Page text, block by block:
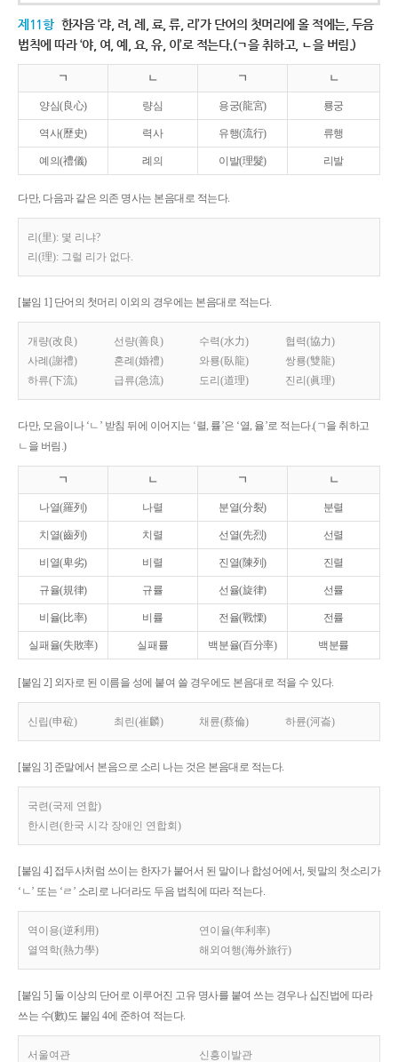
제11항 한자음 ‘랴, 려, 례, 료, 류, 리’가 단어의 첫머리에 올 적에는, 두음
법칙에 따라 ‘야, 여, 예, 요, 유, 이’로 적는다.(ㄱ을 취하고, ㄴ을 버림.)
ㄱ ㄴ ㄱ ㄴ
양심(良心) 량심 용궁(龍宮) 룡궁
역사(歷史) 력사 유행(流行) 류행
예의(禮儀) 례의 이발(理髮) 리발
다만, 다음과 같은 의존 명사는 본음대로 적는다.
리(里): 몇 리냐?
리(理): 그럴 리가 없다.
[붙임 1] 단어의 첫머리 이외의 경우에는 본음대로 적는다.
개량(改良) 선량(善良) 수력(水力)
협력(協力)
사례(謝禮)
혼례(婚禮) 와룡(臥龍)
쌍룡(雙龍)
하류(下流)
급류(急流) 도리(道理) 진리(眞理)
다만, 모음이나 ‘ㄴ’ 받침 뒤에 이어지는 ‘렬, 률’은 ‘열, 율’로 적는다.(ㄱ을 취하고
ㄴ을 버림.)
ㄱ ㄴ ㄱ ㄴ
나열(羅列) 나렬 분열(分裂) 분렬
치열(齒列) 치렬 선열(先烈) 선렬
비열(卑劣) 비렬 진열(陳列) 진렬
규율(規律) 규률 선율(旋律) 선률
비율(比率) 비률 전율(戰慄) 전률
실패율(失敗率) 실패률 백분율(百分率) 백분률
[붙임 2] 외자로 된 이름을 성에 붙여 쓸 경우에도 본음대로 적을 수 있다.
신립(申砬) 최린(崔麟) 채륜(蔡倫) 하륜(河崙)
[붙임 3] 준말에서 본음으로 소리 나는 것은 본음대로 적는다.
국련(국제 연합)
한시련(한국 시각 장애인 연합회)
[붙임 4] 접두사처럼 쓰이는 한자가 붙어서 된 말이나 합성어에서, 뒷말의 첫소리가
‘ㄴ’ 또는 ‘ㄹ’ 소리로 나더라도 두음 법칙에 따라 적는다.
역이용(逆利用)
연이율(年利率)
열역학(熱力學)
해외여행(海外旅行)
[붙임 5] 둘 이상의 단어로 이루어진 고유 명사를 붙여 쓰는 경우나 십진법에 따라
쓰는 수(數)도 붙임 4에 준하여 적는다.
서울여관 신흥이발관